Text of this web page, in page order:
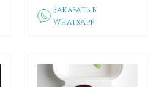
Заказать в
WhatsApp